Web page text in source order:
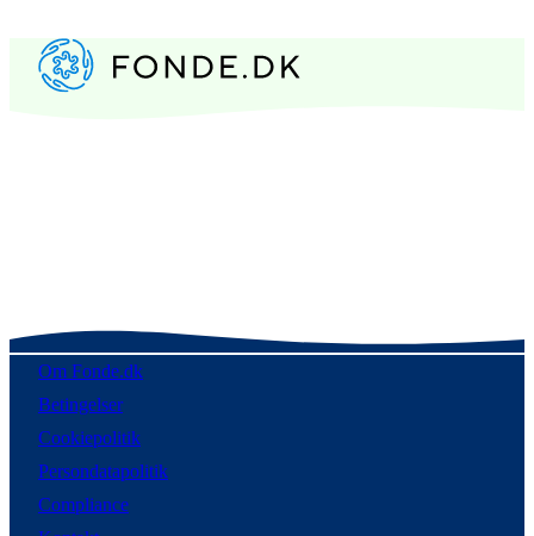
Om Fonde.dk
Betingelser
Cookiepolitik
Persondatapolitik
Compliance